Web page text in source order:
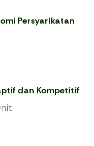
Persyarikatan
dan Kompetitif